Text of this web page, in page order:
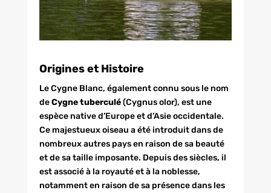
Origines et Histoire
Le Cygne Blanc, également connu sous le nom
deCygne tuberculé(Cygnus olor), est une
espèce native d’Europe et d’Asie occidentale.
Ce majestueux oiseau a été introduit dans de
nombreux autres pays en raison de sa beauté
et de sa taille imposante. Depuis des siècles, il
est associé à la royauté et à la noblesse,
notamment en raison de sa présence dans les